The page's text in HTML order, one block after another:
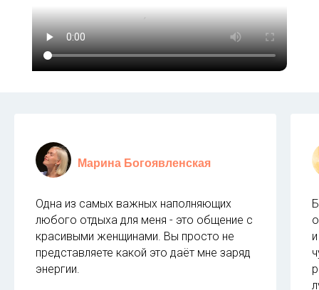
Марина Богоявленская
Одна из самых важных наполняющих
любого отдыха для меня - это общение с
красивыми женщинами. Вы просто не
представляете какой это даёт мне заряд
энергии.